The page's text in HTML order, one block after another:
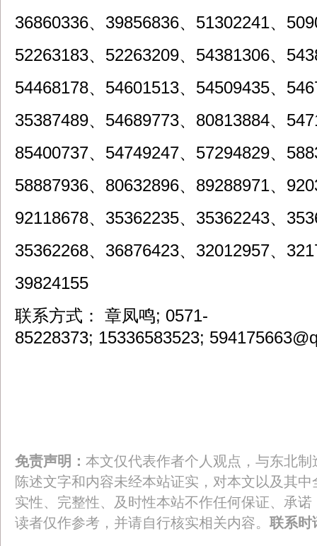
36860336、39856836、51302241、
52263183、52263209、54381306、
54468178、54601513、54509435、
35387489、54689773、80813884、
85400737、54749247、57294829、
58887936、80632896、89288971、
92118678、35362235、35362243、
35362268、36876423、32012957、
39824155
联系方式： 章凤鸣; 0571-
85228373; 15336583523;
免责声明： 本文仅代表作者个人观点，与东北
陈述文字和内容未经本站证实，对本文以及其
实性、完整性、及时性本站不作任何保证、承
读者仅作参考，并请自行核实相关内容。 联系时